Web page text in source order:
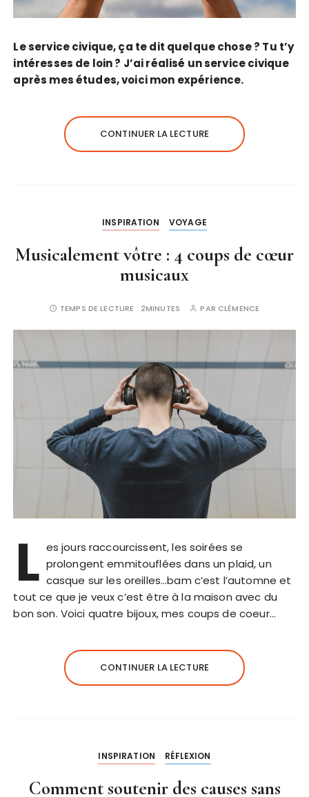
Le service civique, ça te dit quelque chose ? Tu t’y
intéresses de loin ? J’ai réalisé un service civique
après mes études, voici mon expérience.
CONTINUER LA LECTURE
INSPIRATION VOYAGE
Musicalement vôtre : 4 coups de cœur
musicaux
TEMPS DE LECTURE : 2MINUTES PAR CLÉMENCE
L es jours raccourcissent, les soirées se
prolongent emmitouflées dans un plaid, un
casque sur les oreilles…bam c’est l’automne et
tout ce que je veux c’est être à la maison avec du
bon son. Voici quatre bijoux, mes coups de coeur…
CONTINUER LA LECTURE
INSPIRATION RÉFLEXION
Comment soutenir des causes sans